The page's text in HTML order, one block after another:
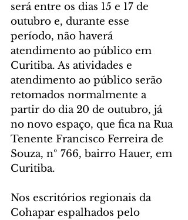
será entre os dias 15 e 17 de
outubro e, durante esse
período, não haverá
atendimento ao público em
Curitiba. As atividades e
atendimento ao público serão
retomados normalmente a
partir do dia 20 de outubro, já
no novo espaço, que fica na Rua
Tenente Francisco Ferreira de
Souza, nº 766, bairro Hauer, em
Curitiba.
Nos escritórios regionais da
Cohapar espalhados pelo